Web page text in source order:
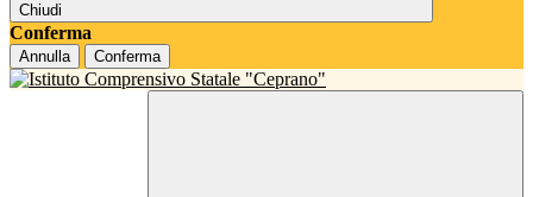
Chiudi
Conferma
Annulla Conferma